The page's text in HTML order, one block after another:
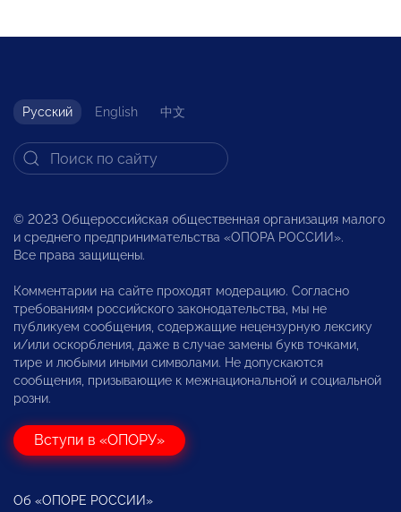
Русский English 中文
© 2023 Общероссийская общественная организация малого
и среднего предпринимательства «ОПОРА РОССИИ».
Все права защищены.
Комментарии на сайте проходят модерацию. Согласно
требованиям российского законодательства, мы не
публикуем сообщения, содержащие нецензурную лексику
и/или оскорбления, даже в случае замены букв точками,
тире и любыми иными символами. Не допускаются
сообщения, призывающие к межнациональной и социальной
розни.
Вступи в «ОПОРУ»
Об «ОПОРЕ РОССИИ»